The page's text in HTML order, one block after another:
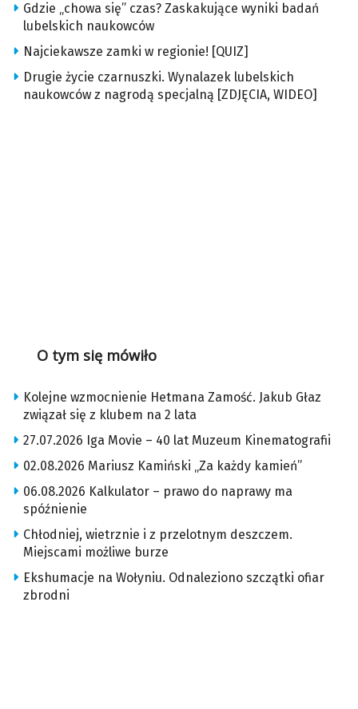
Gdzie „chowa się” czas? Zaskakujące wyniki badań
lubelskich naukowców
Najciekawsze zamki w regionie! [QUIZ]
Drugie życie czarnuszki. Wynalazek lubelskich
naukowców z nagrodą specjalną [ZDJĘCIA, WIDEO]
O tym się mówiło
Kolejne wzmocnienie Hetmana Zamość. Jakub Głaz
związał się z klubem na 2 lata
27.07.2026 Iga Movie – 40 lat Muzeum Kinematografii
02.08.2026 Mariusz Kamiński „Za każdy kamień”
06.08.2026 Kalkulator – prawo do naprawy ma
spóźnienie
Chłodniej, wietrznie i z przelotnym deszczem.
Miejscami możliwe burze
Ekshumacje na Wołyniu. Odnaleziono szczątki ofiar
zbrodni